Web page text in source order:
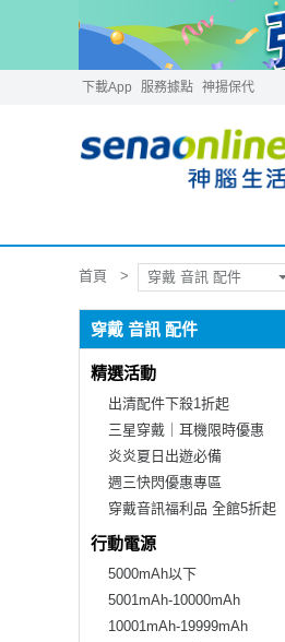
下載App 服務據點 神揚保代
首頁 穿戴 音訊 配件
穿戴 音訊 配件
精選活動
出清配件下殺1折起
三星穿戴｜耳機限時優惠
炎炎夏日出遊必備
週三快閃優惠專區
穿戴音訊福利品 全館5折起
行動電源
5000mAh以下
5001mAh-10000mAh
10001mAh-19999mAh